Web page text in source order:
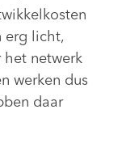
erg licht,
het netwerk
werken dus
daar